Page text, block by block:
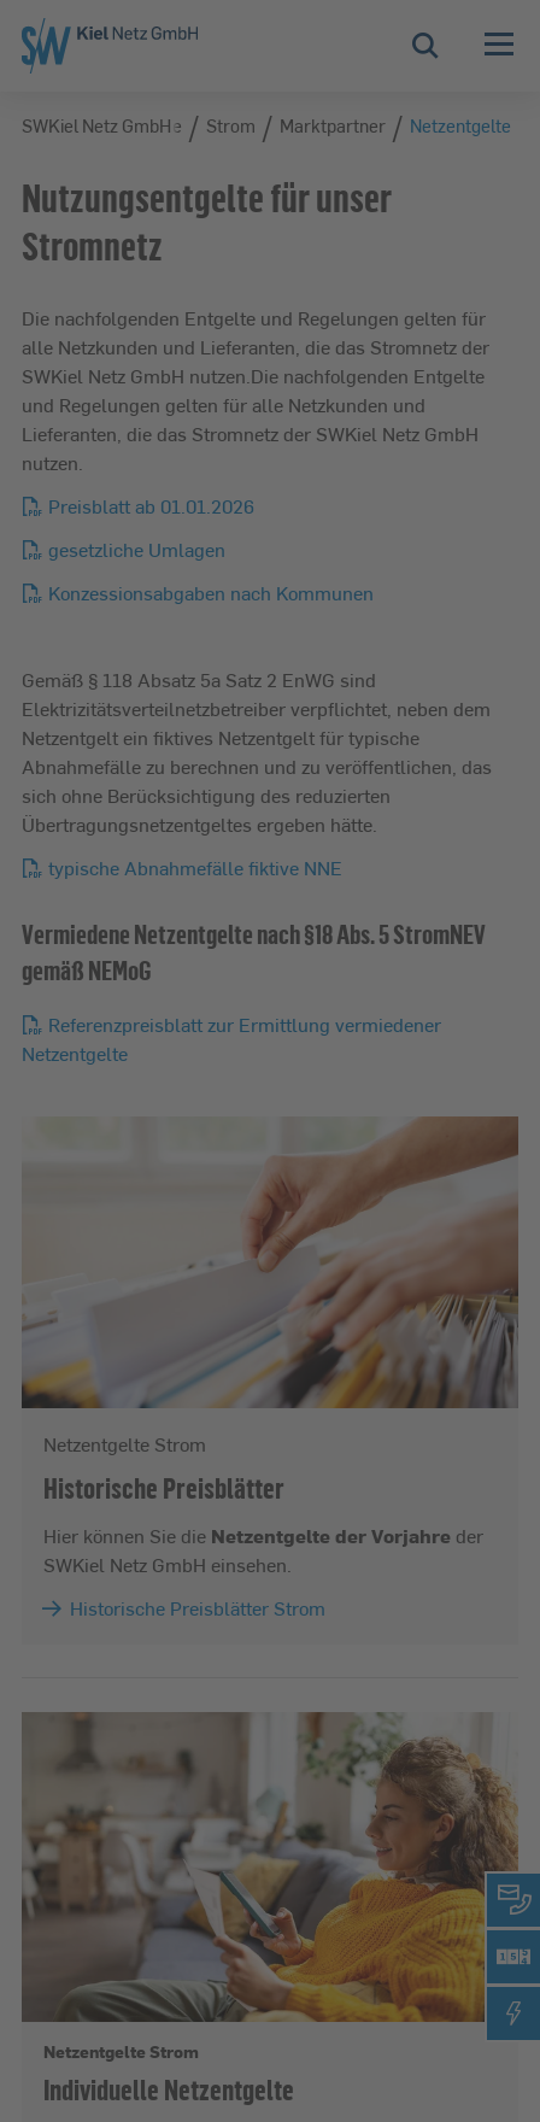
Zur Hauptnavigation springen
Zur Servicelasche springen
Zum Hauptinhalt springen
Zur Footernavigation springen
Suche
SWKiel Netz GmbH
/ Unsere Netze / Strom / Marktpartner / Netzentgelte
Nutzungsentgelte für unser
Stromnetz
Die nachfolgenden Entgelte und Regelungen gelten für
alle Netzkunden und Lieferanten, die das Stromnetz der
SWKiel Netz GmbH nutzen.Die nachfolgenden Entgelte
und Regelungen gelten für alle Netzkunden und
Lieferanten, die das Stromnetz der SWKiel Netz GmbH
nutzen.
Preisblatt ab 01.01.2026
gesetzliche Umlagen
Konzessionsabgaben nach Kommunen
Gemäß § 118 Absatz 5a Satz 2 EnWG sind
Elektrizitätsverteilnetzbetreiber verpflichtet, neben dem
Netzentgelt ein fiktives Netzentgelt für typische
Abnahmefälle zu berechnen und zu veröffentlichen, das
sich ohne Berücksichtigung des reduzierten
Übertragungsnetzentgeltes ergeben hätte.
typische Abnahmefälle fiktive NNE
Vermiedene Netzentgelte nach §18 Abs. 5 StromNEV
gemäß NEMoG
Referenzpreisblatt zur Ermittlung vermiedener
Netzentgelte
Netzentgelte Strom
Historische Preisblätter
Hier können Sie die Netzentgelte der Vorjahre der
SWKiel Netz GmbH einsehen.
Historische Preisblätter Strom
Netzentgelte Strom
Individuelle Netzentgelte